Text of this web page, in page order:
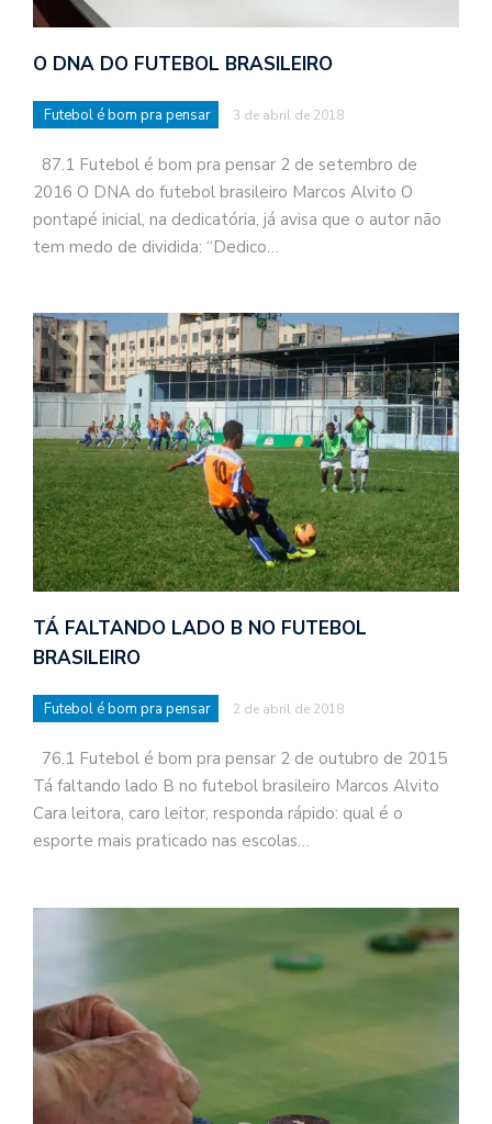
O DNA DO FUTEBOL BRASILEIRO
Futebol é bom pra pensar 3 de abril de 2018
87.1 Futebol é bom pra pensar 2 de setembro de
2016 O DNA do futebol brasileiro Marcos Alvito O
pontapé inicial, na dedicatória, já avisa que o autor não
tem medo de dividida: “Dedico…
TÁ FALTANDO LADO B NO FUTEBOL
BRASILEIRO
Futebol é bom pra pensar 2 de abril de 2018
76.1 Futebol é bom pra pensar 2 de outubro de 2015
Tá faltando lado B no futebol brasileiro Marcos Alvito
Cara leitora, caro leitor, responda rápido: qual é o
esporte mais praticado nas escolas…